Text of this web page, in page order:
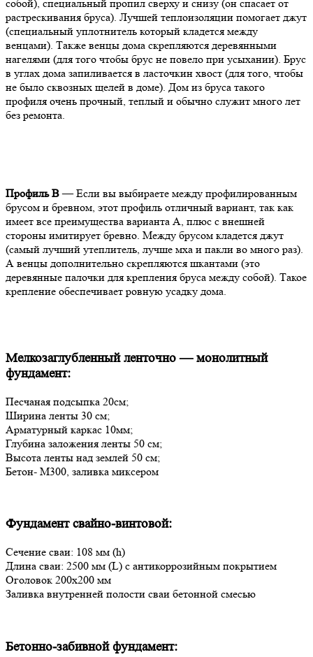
собой), специальный пропил сверху и снизу (он спасает от
растрескивания бруса). Лучшей теплоизоляции помогает джут
(специальный уплотнитель который кладется между
венцами). Также венцы дома скрепляются деревянными
нагелями (для того чтобы брус не повело при усыхании). Брус
в углах дома запиливается в ласточкин хвост (для того, чтобы
не было сквозных щелей в доме). Дом из бруса такого
профиля очень прочный, теплый и обычно служит много лет
без ремонта.
Профиль В— Если вы выбираете между профилированным
брусом и бревном, этот профиль отличный вариант, так как
имеет все преимущества варианта А, плюс с внешней
стороны имитирует бревно. Между брусом кладется джут
(самый лучший утеплитель, лучше мха и пакли во много раз).
А венцы дополнительно скрепляются шкантами (это
деревянные палочки для крепления бруса между собой). Такое
крепление обеспечивает ровную усадку дома.
Мелкозаглубленный ленточно — монолитный
фундамент:
Песчаная подсыпка 20см;
Ширина ленты 30 см;
Арматурный каркас 10мм;
Глубина заложения ленты 50 см;
Высота ленты над землей 50 см;
Бетон- М300, заливка миксером
Фундамент свайно-винтовой:
Сечение сваи: 108 мм (h)
Длина сваи: 2500 мм (L) с антикоррозийным покрытием
Оголовок 200х200 мм
Заливка внутренней полости сваи бетонной смесью
Бетонно-забивной фундамент: